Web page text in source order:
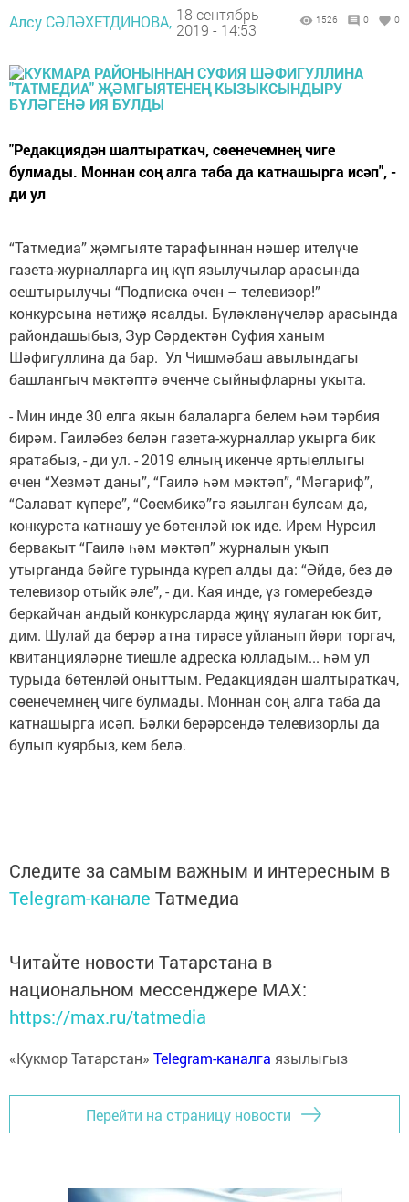
Алсу СӘЛӘХЕТДИНОВА, 18 сентябрь
2019 - 14:53
1526 0 0
"Редакциядән шалтыраткач, сөенечемнең чиге
булмады. Моннан соң алга таба да катнашырга исәп", -
ди ул
“Татмедиа” җәмгыяте тарафыннан нәшер ителүче
газета-журналларга иң күп язылучылар арасында
оештырылучы “Подписка өчен – телевизор!”
конкурсына нәтиҗә ясалды. Бүләкләнүчеләр арасында
райондашыбыз, Зур Сәрдектән Суфия ханым
Шәфигуллина да бар. Ул Чишмәбаш авылындагы
башлангыч мәктәптә өченче сыйныфларны укыта.
- Мин инде 30 елга якын балаларга белем һәм тәрбия
бирәм. Гаиләбез белән газета-журналлар укырга бик
яратабыз, - ди ул. - 2019 елның икенче яртыеллыгы
өчен “Хезмәт даны”, “Гаилә һәм мәктәп”, “Мәгариф”,
“Салават күпере”, “Сөембикә”гә язылган булсам да,
конкурста катнашу уе бөтенләй юк иде. Ирем Нурсил
бервакыт “Гаилә һәм мәктәп” журналын укып
утырганда бәйге турында күреп алды да: “Әйдә, без дә
телевизор отыйк әле”, - ди. Кая инде, үз гомеребездә
беркайчан андый конкурсларда җиңү яулаган юк бит,
дим. Шулай да берәр атна тирәсе уйланып йөри торгач,
квитанцияләрне тиешле адреска юлладым... һәм ул
турыда бөтенләй оныттым. Редакциядән шалтыраткач,
сөенечемнең чиге булмады. Моннан соң алга таба да
катнашырга исәп. Бәлки берәрсендә телевизорлы да
булып куярбыз, кем белә.
Следите за самым важным и интересным в
Telegram-канале Татмедиа
Читайте новости Татарстана в
национальном мессенджере MАХ:
https://max.ru/tatmedia
«Кукмор Татарстан» Telegram-каналга язылыгыз
Перейти на страницу новости